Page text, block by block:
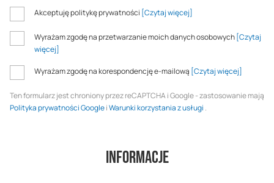
Akceptuję politykę prywatności [Czytaj więcej]
Wyrażam zgodę na przetwarzanie moich danych osobowych[Czytaj
więcej]
Wyrażam zgodę na korespondencję e-mailową [Czytaj więcej]
Ten formularz jest chroniony przez reCAPTCHA i Google - zastosowanie mają
Polityka prywatności GoogleiWarunki korzystania z usługi .
Informacje